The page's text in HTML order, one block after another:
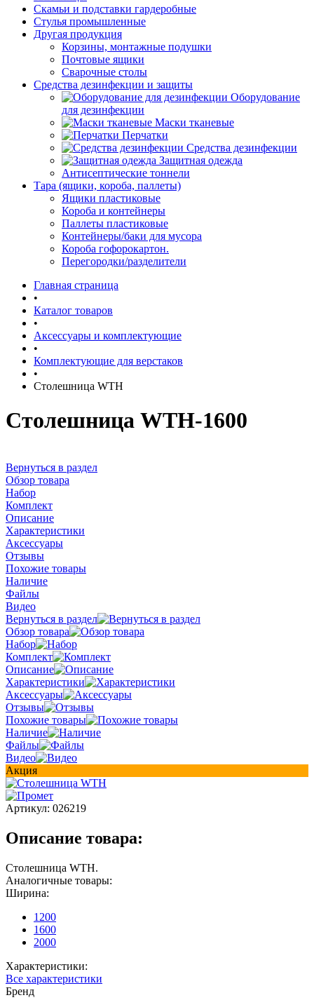
Скамьи и подставки гардеробные
Стулья промышленные
Другая продукция
Корзины, монтажные подушки
Почтовые ящики
Сварочные столы
Средства дезинфекции и защиты
Оборудование
для дезинфекции
Маски тканевые
Перчатки
Средства дезинфекции
Защитная одежда
Антисептические тоннели
Тара (ящики, короба, паллеты)
Ящики пластиковые
Короба и контейнеры
Паллеты пластиковые
Контейнеры/баки для мусора
Короба гофорокартон.
Перегородки/разделители
Главная страница
•
Каталог товаров
•
Аксессуары и комплектующие
•
Комплектующие для верстаков
•
Столешница WTH
Столешница WTH-1600
Вернуться в раздел
Обзор товара
Набор
Комплект
Описание
Характеристики
Аксессуары
Отзывы
Похожие товары
Наличие
Файлы
Видео
Вернуться в раздел
Обзор товара
Набор
Комплект
Описание
Характеристики
Аксессуары
Отзывы
Похожие товары
Наличие
Файлы
Видео
Акция
Артикул: 026219
Описание товара:
Столешница WTH.
Аналогичные товары:
Ширина:
1200
1600
2000
Характеристики:
Все характеристики
Бренд